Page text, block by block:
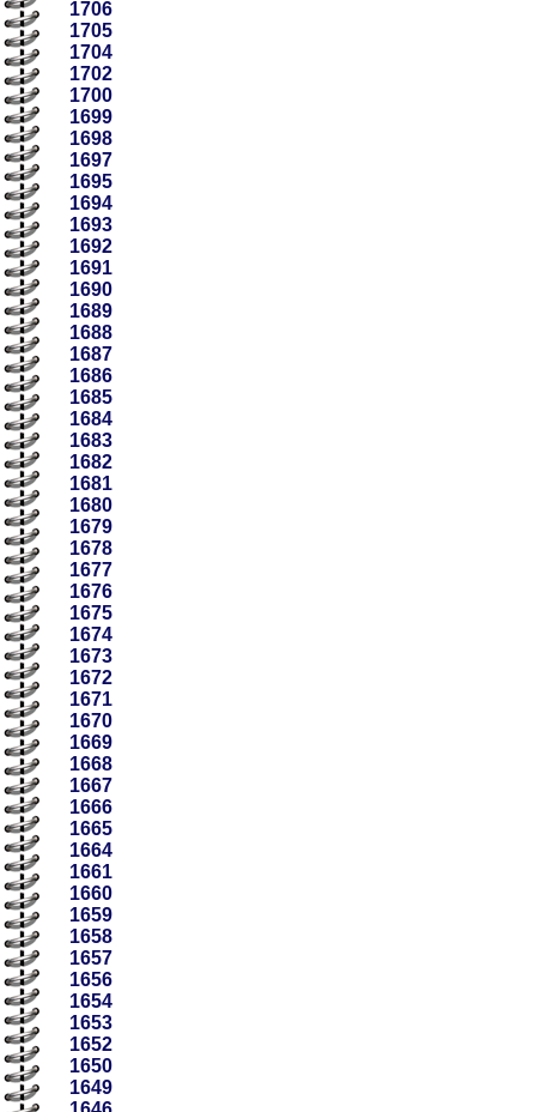
1706
1705
1704
1702
1700
1699
1698
1697
1695
1694
1693
1692
1691
1690
1689
1688
1687
1686
1685
1684
1683
1682
1681
1680
1679
1678
1677
1676
1675
1674
1673
1672
1671
1670
1669
1668
1667
1666
1665
1664
1661
1660
1659
1658
1657
1656
1654
1653
1652
1650
1649